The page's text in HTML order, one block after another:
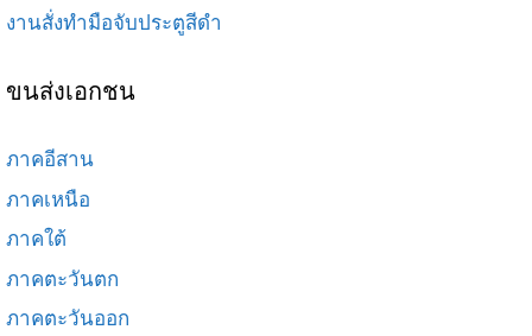
งานสั่งทำมือจับประตูสีดำ
ขนส่งเอกชน
ภาคอีสาน
ภาคเหนือ
ภาคใต้
ภาคตะวันตก
ภาคตะวันออก